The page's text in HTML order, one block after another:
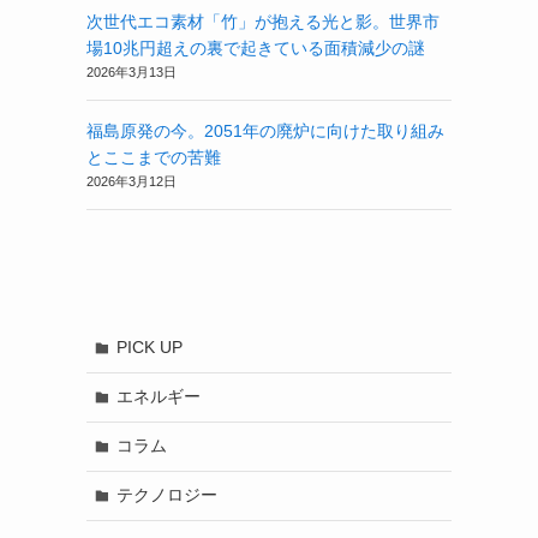
次世代エコ素材「竹」が抱える光と影。世界市
場10兆円超えの裏で起きている面積減少の謎
2026年3月13日
福島原発の今。2051年の廃炉に向けた取り組み
とここまでの苦難
2026年3月12日
PICK UP
エネルギー
コラム
テクノロジー